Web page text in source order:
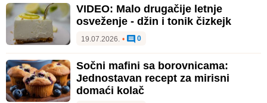
VIDEO: Malo drugačije letnje
osveženje - džin i tonik čizkejk
19.07.2026. • 0
Sočni mafini sa borovnicama:
Jednostavan recept za mirisni
domaći kolač